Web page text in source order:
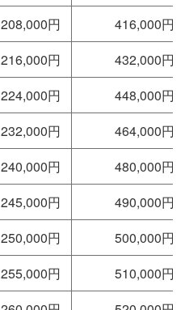
208,000円
416,000円
216,000円
432,000円
224,000円
448,000円
232,000円
464,000円
240,000円
480,000円
245,000円
490,000円
250,000円
500,000円
255,000円
510,000円